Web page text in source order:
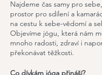
Najdeme čas samy pro
prostor pro sdílení a
na cestu k sebe-vědomí a
Objevíme jógu, která nám
mnoho radosti, zdraví i
překonávat těžkosti.
Co dívkám jóga přináší?